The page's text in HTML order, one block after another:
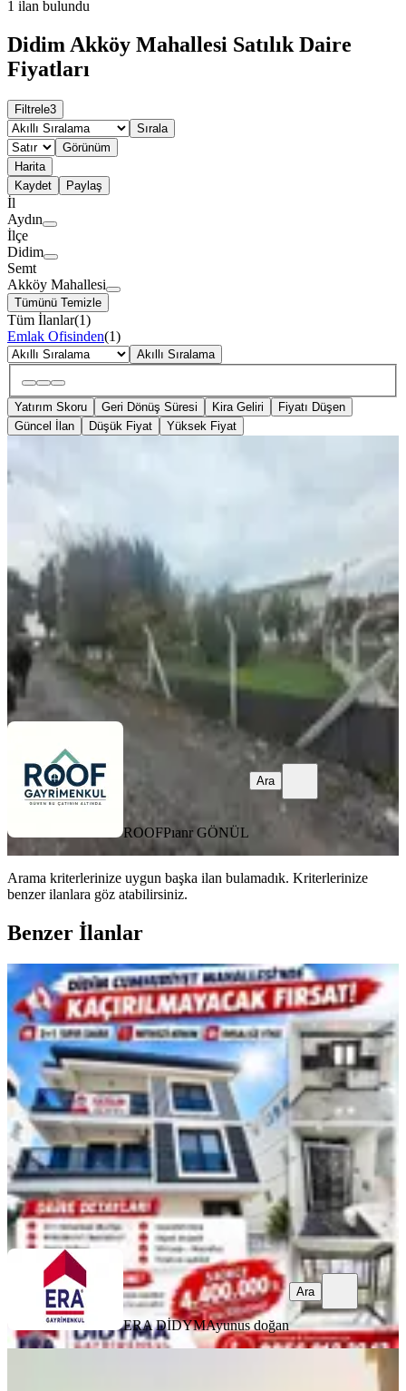
1 ilan bulundu
Didim Akköy Mahallesi Satılık Daire
Fiyatları
Filtrele3
Sırala
Görünüm
Harita
Kaydet
Paylaş
İl
Aydın
İlçe
Didim
Semt
Akköy Mahallesi
Tümünü Temizle
Tüm İlanlar(1)
Emlak Ofisinden(1)
Akıllı Sıralama
Yatırım Skoru Geri Dönüş Süresi Kira Geliri
Fiyatı Düşen
Güncel İlan
Düşük Fiyat Yüksek Fiyat
3+1·130 m²
20.000.000 ₺ 25.000.000 ₺
ROOF Pıanr GÖNÜL
Ara
ROOFPıanr GÖNÜL
Ara
Arama kriterlerinize uygun başka ilan bulamadık. Kriterlerinize
benzer ilanlara göz atabilirsiniz.
Benzer İlanlar
YENİ
Didim Cumhuriyet Te Satılık Uygun
Daire
Didim, Cumhuriyet Mahallesi
2+1·75 m²·2. Kat·07.08.2026
4.400.000 ₺
ERA DİDYMAyunus doğan
Ara
ERA DİDYMAyunus doğan
Ara